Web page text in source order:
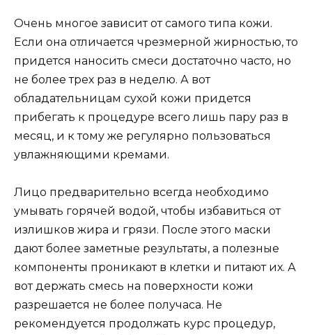
Очень многое зависит от самого типа кожи.
Если она отличается чрезмерной жирностью, то
придется наносить смеси достаточно часто, но
не более трех раз в неделю. А вот
обладательницам сухой кожи придется
прибегать к процедуре всего лишь пару раз в
месяц, и к тому же регулярно пользоваться
увлажняющими кремами.
Лицо предварительно всегда необходимо
умывать горячей водой, чтобы избавиться от
излишков жира и грязи. После этого маски
дают более заметные результаты, а полезные
компоненты проникают в клетки и питают их. А
вот держать смесь на поверхности кожи
разрешается не более получаса. Не
рекомендуется продолжать курс процедур,